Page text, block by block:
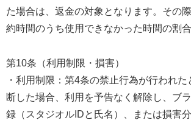
た場合は、返金の対象となります。その
約時間のうち使用できなかった時間の割合
第10条（利用制限・損害）
・利用制限：第4条の禁止行為が行われた
断した場合、利用を予告なく解除し、ブ
録（スタジオルIDと氏名）、または損害